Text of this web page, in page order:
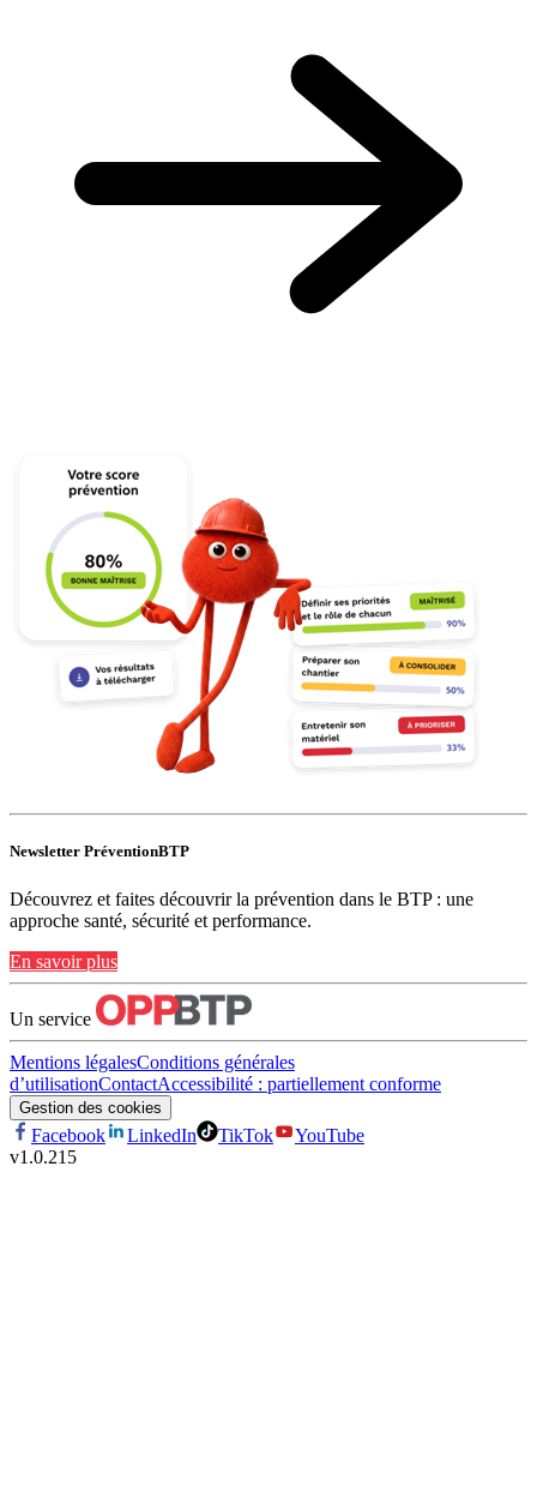
Newsletter PréventionBTP
Découvrez et faites découvrir la prévention dans le BTP : une
approche santé, sécurité et performance.
En savoir plus
Un service
Mentions légalesConditions générales
d’utilisationContactAccessibilité : partiellement conforme
Gestion des cookies
Facebook LinkedIn TikTok
YouTube
v1.0.215